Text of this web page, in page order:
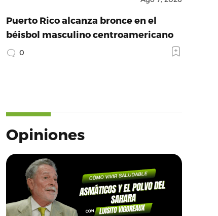
Puerto Rico alcanza bronce en el
béisbol masculino centroamericano
0
Opiniones